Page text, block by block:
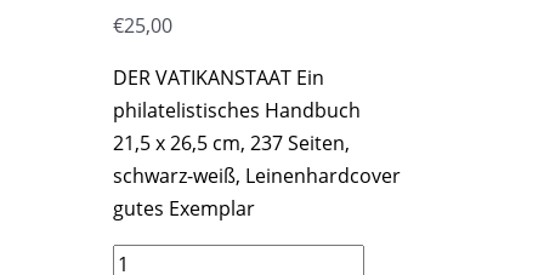
€25,00
DER VATIKANSTAAT Ein
philatelistisches Handbuch
21,5 x 26,5 cm, 237 Seiten,
schwarz-weiß, Leinenhardcover
gutes Exemplar
DER